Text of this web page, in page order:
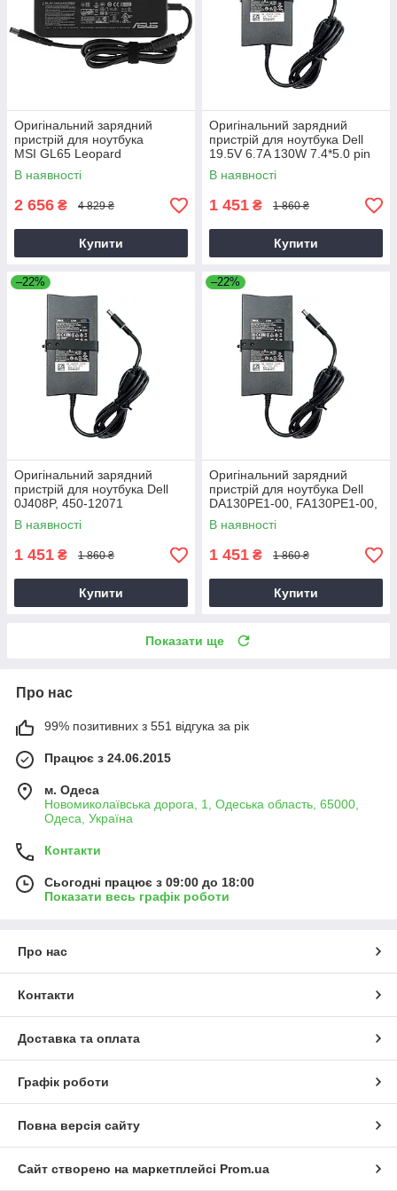
Оригінальний зарядний
пристрій для ноутбука
MSI GL65 Leopard
В наявності
2 656 ₴ 4 829 ₴
Купити
Оригінальний зарядний
пристрій для ноутбука Dell
19.5V 6.7A 130W 7.4*5.0 pin
Slim (PA-4E)
В наявності
1 451 ₴ 1 860 ₴
Купити
–22%
Оригінальний зарядний
пристрій для ноутбука Dell
0J408P, 450-12071
В наявності
1 451 ₴ 1 860 ₴
Купити
–22%
Оригінальний зарядний
пристрій для ноутбука Dell
DA130PE1-00, FA130PE1-00,
HA130PM160
В наявності
1 451 ₴ 1 860 ₴
Купити
Показати ще
Про нас
99% позитивних з 551 відгука за рік
Працює з 24.06.2015
м. Одеса
Новомиколаївська дорога, 1, Одеська область, 65000,
Одеса, Україна
Контакти
Сьогодні працює з 09:00 до 18:00
Показати весь графік роботи
Про нас
Контакти
Доставка та оплата
Графік роботи
Повна версія сайту
Сайт створено на маркетплейсі Prom.ua